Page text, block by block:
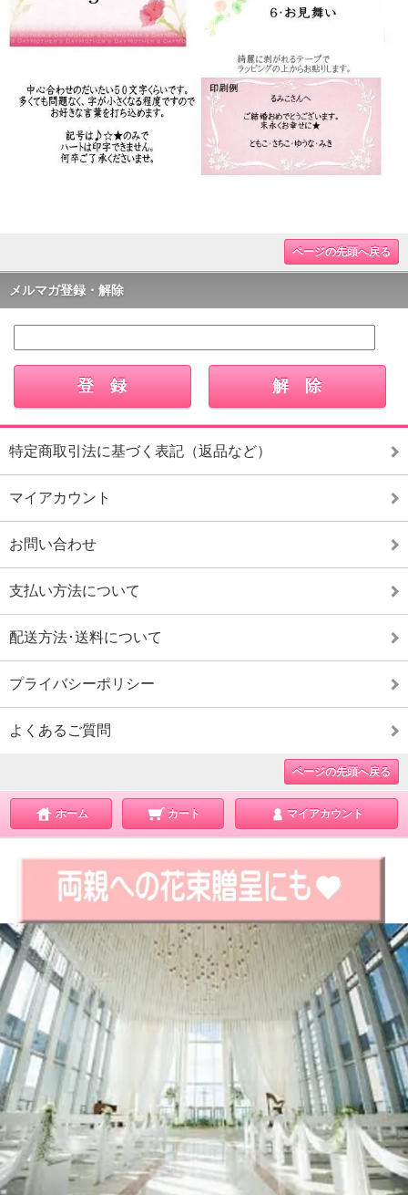
ページの先頭へ戻る
メルマガ登録・解除
特定商取引法に基づく表記（返品など）
マイアカウント
お問い合わせ
支払い方法について
配送方法･送料について
プライバシーポリシー
よくあるご質問
ページの先頭へ戻る
ホーム カート マイアカウント